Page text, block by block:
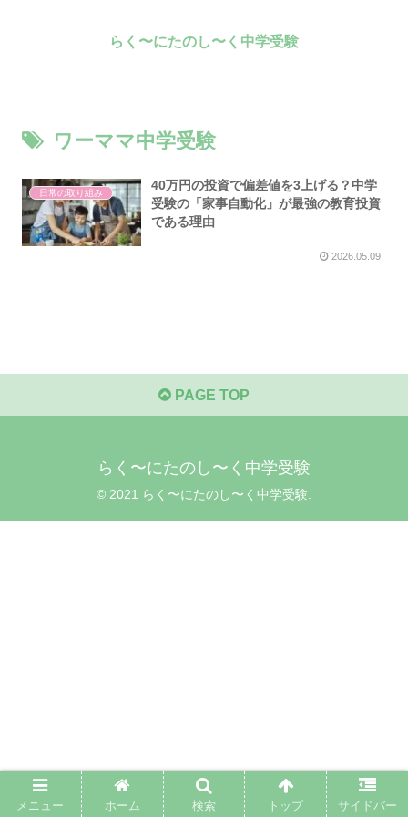
らく〜にたのし〜く中学受験
ワーママ中学受験
日常の取り組み
40万円の投資で偏差値を3上げる？中学
受験の「家事自動化」が最強の教育投資
である理由
2026.05.09
PAGE TOP
らく〜にたのし〜く中学受験
© 2021 らく〜にたのし〜く中学受験.
メニュー ホーム 検索 トップ サイドバー